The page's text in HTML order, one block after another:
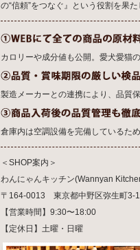
の“信頼”をつなぐ』という役割を果
カロリーや成分値も公開。愛犬愛猫
製造メーカーとの連携により、品質
倉庫内は空調設備を完備しているた
＜SHOP案内＞
わんにゃんキッチン(Wannyan
〒164-0013 東京都中野区弥生町3-
【営業時間】9:30〜18:00
【定休日】土曜・日曜